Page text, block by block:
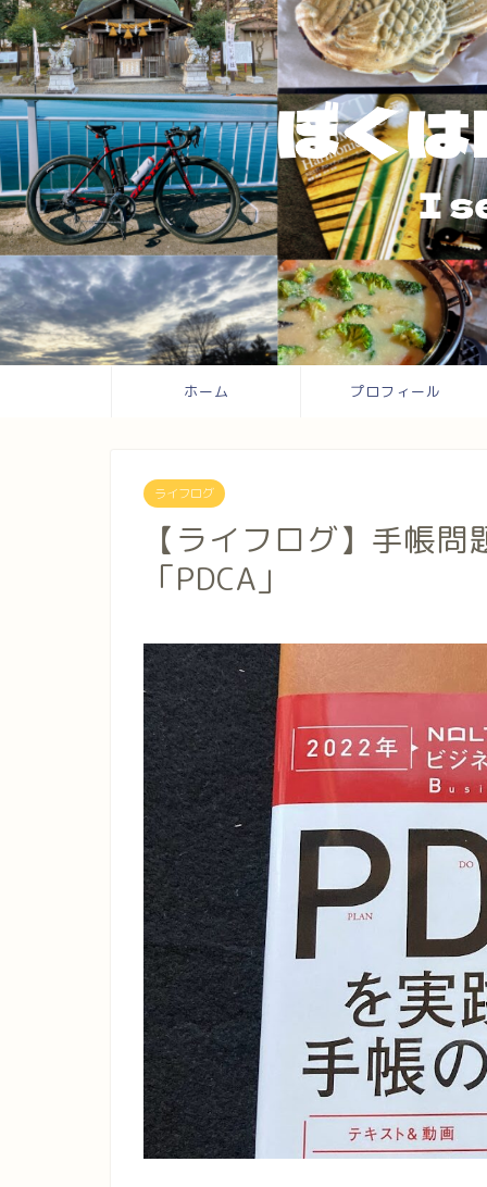
ホーム プロフィール
ライフログ
【ライフログ】手帳
「PDCA」